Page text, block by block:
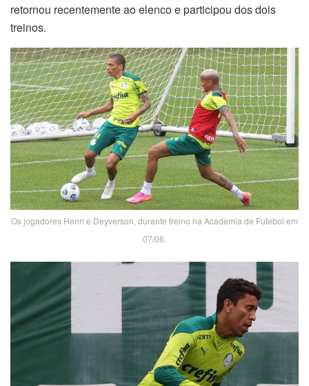
retornou recentemente ao elenco e participou dos dois
treinos.
Os jogadores Henri e Deyverson, durante treino na Academia de Futebol em
07/06.